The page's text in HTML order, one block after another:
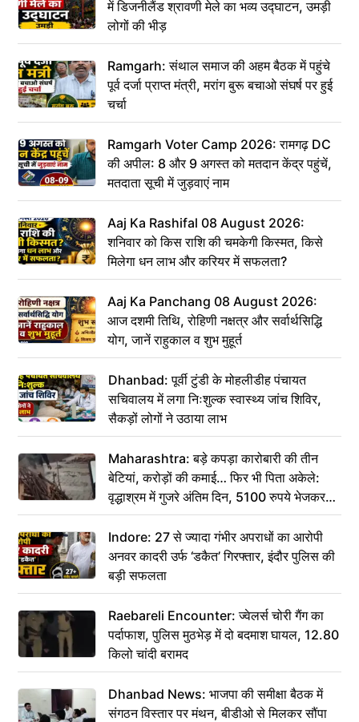
में डिजनीलैंड श्रावणी मेले का भव्य उद्घाटन, उमड़ी
लोगों की भीड़
Ramgarh: संथाल समाज की अहम बैठक में पहुंचे
पूर्व दर्जा प्राप्त मंत्री, मरांग बुरू बचाओ संघर्ष पर हुई
चर्चा
Ramgarh Voter Camp 2026: रामगढ़ DC
की अपील: 8 और 9 अगस्त को मतदान केंद्र पहुंचें,
मतदाता सूची में जुड़वाएं नाम
Aaj Ka Rashifal 08 August 2026:
शनिवार को किस राशि की चमकेगी किस्मत, किसे
मिलेगा धन लाभ और करियर में सफलता?
Aaj Ka Panchang 08 August 2026:
आज दशमी तिथि, रोहिणी नक्षत्र और सर्वार्थसिद्धि
योग, जानें राहुकाल व शुभ मुहूर्त
Dhanbad: पूर्वी टुंडी के मोहलीडीह पंचायत
सचिवालय में लगा निःशुल्क स्वास्थ्य जांच शिविर,
सैकड़ों लोगों ने उठाया लाभ
Maharashtra: बड़े कपड़ा कारोबारी की तीन
बेटियां, करोड़ों की कमाई… फिर भी पिता अकेले:
वृद्धाश्रम में गुजरे अंतिम दिन, 5100 रुपये भेजकर
कहा– अंतिम संस्कार कर दीजिए हम नहीं आ पाएंगे
Indore: 27 से ज्यादा गंभीर अपराधों का आरोपी
अनवर कादरी उर्फ ‘डकैत’ गिरफ्तार, इंदौर पुलिस की
बड़ी सफलता
Raebareli Encounter: ज्वेलर्स चोरी गैंग का
पर्दाफाश, पुलिस मुठभेड़ में दो बदमाश घायल, 12.80
किलो चांदी बरामद
Dhanbad News: भाजपा की समीक्षा बैठक में
संगठन विस्तार पर मंथन, बीडीओ से मिलकर सौंपा